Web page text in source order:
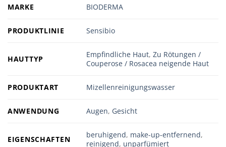
MARKE BIODERMA
PRODUKTLINIE Sensibio
HAUTTYP Empfindliche Haut,Zu Rötungen /
Couperose / Rosacea neigende Haut
PRODUKTART Mizellenreinigungswasser
ANWENDUNG Augen, Gesicht
EIGENSCHAFTEN beruhigend, make-up-entfernend,
reinigend, unparfümiert